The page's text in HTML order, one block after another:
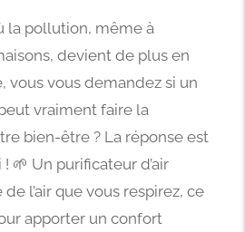
la pollution, même à
devient de plus en
vous vous demandez si un
vraiment faire la
bien-être ? La réponse est
🌱 Un purificateur d’air
l’air que vous respirez, ce
apporter un confort